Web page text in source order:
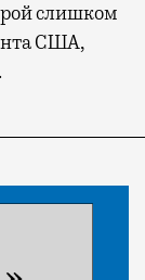
слишком
США,